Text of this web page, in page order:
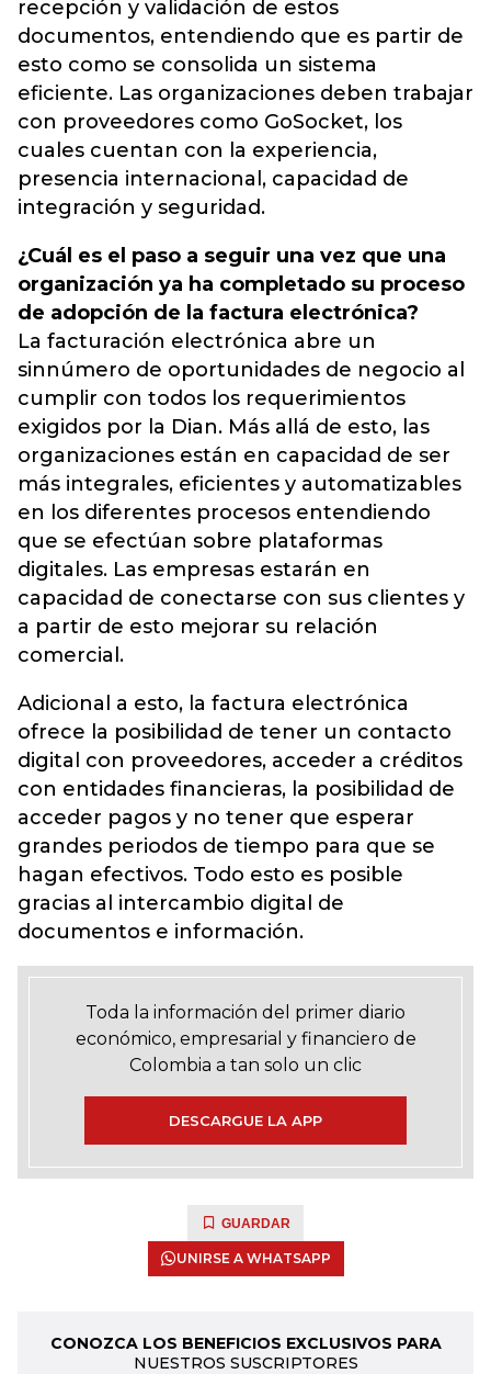
recepción y validación de estos
documentos, entendiendo que es partir de
esto como se consolida un sistema
eficiente. Las organizaciones deben trabajar
con proveedores como GoSocket, los
cuales cuentan con la experiencia,
presencia internacional, capacidad de
integración y seguridad.
¿Cuál es el paso a seguir una vez que una
organización ya ha completado su proceso
de adopción de la factura electrónica?
La facturación electrónica abre un
sinnúmero de oportunidades de negocio al
cumplir con todos los requerimientos
exigidos por la Dian. Más allá de esto, las
organizaciones están en capacidad de ser
más integrales, eficientes y automatizables
en los diferentes procesos entendiendo
que se efectúan sobre plataformas
digitales. Las empresas estarán en
capacidad de conectarse con sus clientes y
a partir de esto mejorar su relación
comercial.
Adicional a esto, la factura electrónica
ofrece la posibilidad de tener un contacto
digital con proveedores, acceder a créditos
con entidades financieras, la posibilidad de
acceder pagos y no tener que esperar
grandes periodos de tiempo para que se
hagan efectivos. Todo esto es posible
gracias al intercambio digital de
documentos e información.
Toda la información del primer diario
económico, empresarial y financiero de
Colombia a tan solo un clic
DESCARGUE LA APP
GUARDAR
UNIRSE A WHATSAPP
CONOZCA LOS BENEFICIOS EXCLUSIVOS PARA
NUESTROS SUSCRIPTORES